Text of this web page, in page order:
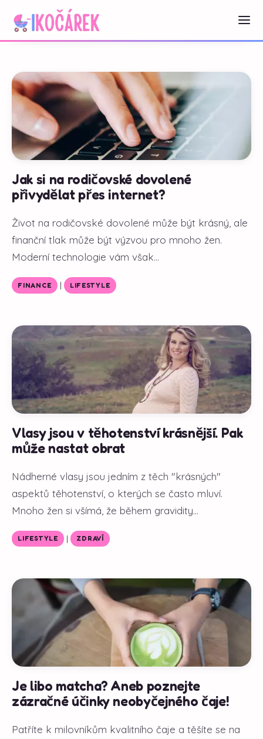
Jak si na rodičovské dovolené
přivydělat přes internet?
Život na rodičovské dovolené může být krásný, ale
finanční tlak může být výzvou pro mnoho žen.
Moderní technologie vám však...
FINANCE | LIFESTYLE
Vlasy jsou v těhotenství krásnější. Pak
může nastat obrat
Nádherné vlasy jsou jedním z těch "krásných"
aspektů těhotenství, o kterých se často mluví.
Mnoho žen si všímá, že během gravidity...
LIFESTYLE | ZDRAVÍ
Je libo matcha? Aneb poznejte
zázračné účinky neobyčejného čaje!
Patříte k milovníkům kvalitního čaje a těšíte se na